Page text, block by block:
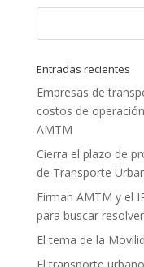
Entradas recientes
Empresas de
costos de
AMTM
Cierra el plazo de
de Transporte
Firman AMTM y el
para buscar
El tema de la